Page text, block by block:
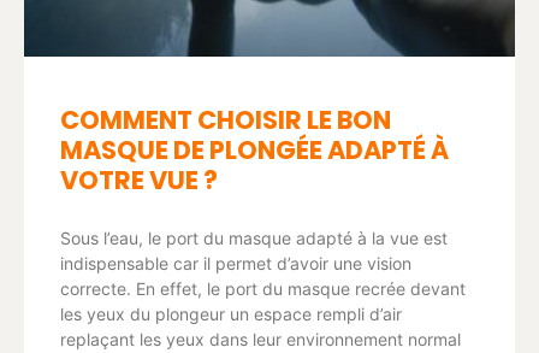
COMMENT CHOISIR LE BON
MASQUE DE PLONGÉE ADAPTÉ À
VOTRE VUE ?
Sous l’eau, le port du masque adapté à la vue est
indispensable car il permet d’avoir une vision
correcte. En effet, le port du masque recrée devant
les yeux du plongeur un espace rempli d’air
replaçant les yeux dans leur environnement normal